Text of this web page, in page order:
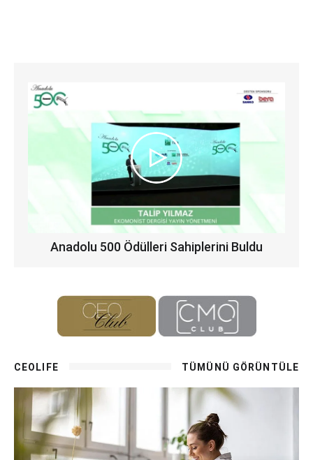
Anadolu 500 Ödülleri Sahiplerini Buldu
CEOLIFE TÜMÜNÜ GÖRÜNTÜLE